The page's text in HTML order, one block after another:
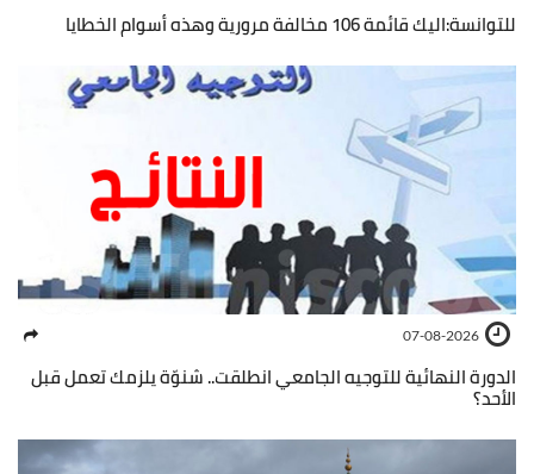
للتوانسة:اليك قائمة 106 مخالفة مرورية وهذه أسوام الخطايا
07-08-2026
الدورة النهائية للتوجيه الجامعي انطلقت.. شنوّة يلزمك تعمل قبل
الأحد؟